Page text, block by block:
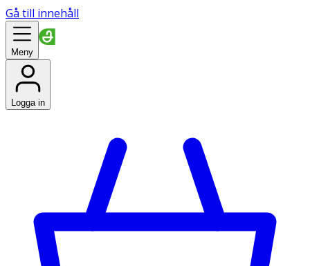
Gå till innehåll
Meny
Logga in